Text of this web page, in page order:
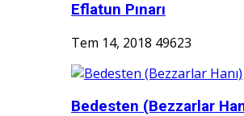
Eflatun Pınarı
Tem 14, 2018 49623
Bedesten (Bezzarlar